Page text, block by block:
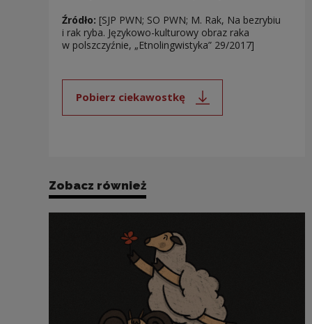
Źródło: [SJP PWN; SO PWN; M. Rak, Na bezrybiu
i rak ryba. Językowo-kulturowy obraz raka
w polszczyźnie, „Etnolingwistyka” 29/2017]
Pobierz ciekawostkę
Uwaga, link zostanie otwarty
Zobacz również